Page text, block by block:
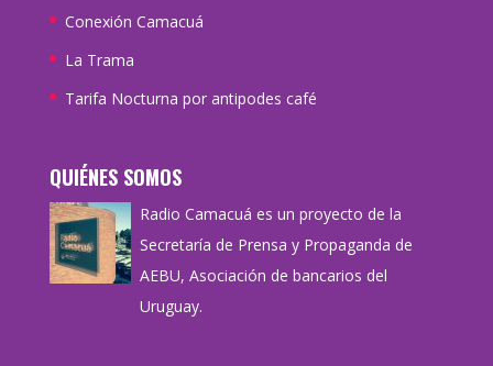
Conexión Camacuá
La Trama
Tarifa Nocturna por antipodes café
QUIÉNES SOMOS
Radio Camacuá es un proyecto de la
Secretaría de Prensa y Propaganda de
AEBU, Asociación de bancarios del
Uruguay.